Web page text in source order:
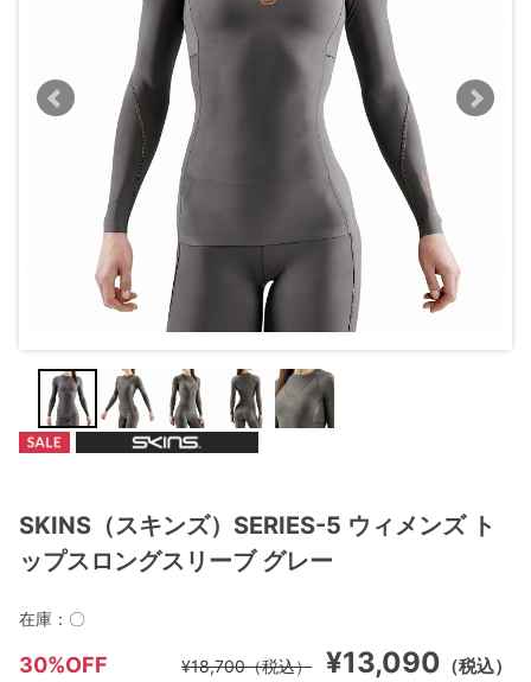
SKINS（スキンズ）SERIES-5 ウィメンズ ト
ップスロングスリーブ グレー
30%OFF ¥13,090 （税込）
¥18,700（税込）
在庫： 〇